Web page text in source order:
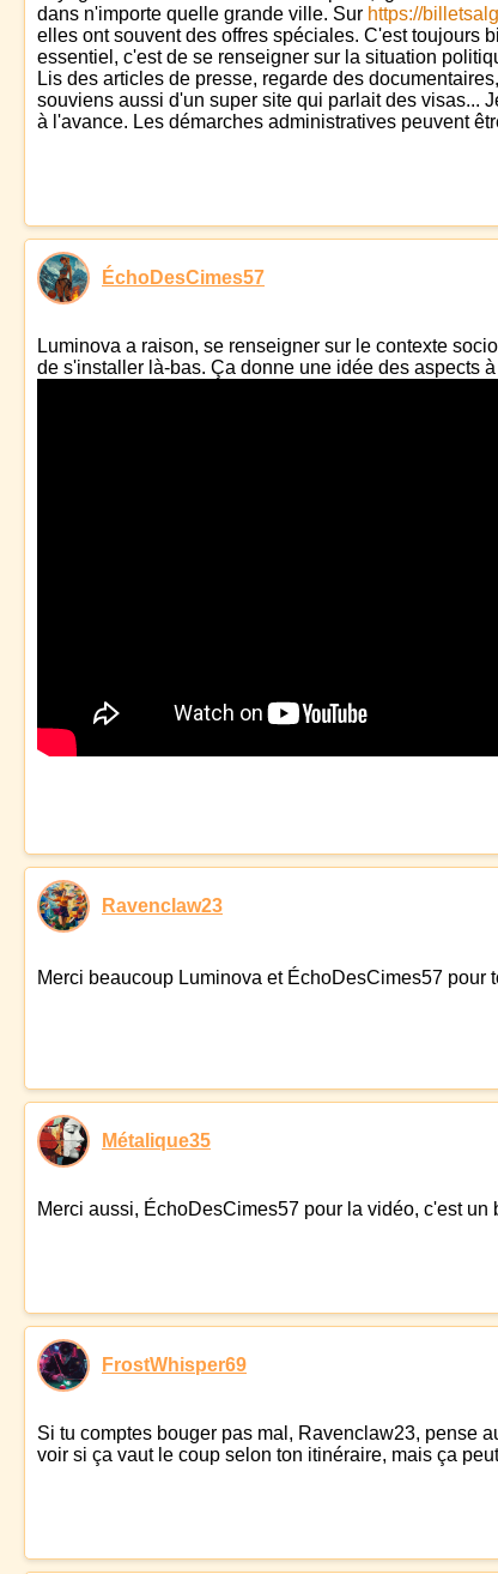
dans n'importe quelle grande ville. Sur https://
elles ont souvent des offres spéciales. C'est toujours
essentiel, c'est de se renseigner sur la situation
Lis des articles de presse, regarde des
souviens aussi d'un super site qui parlait des visas...
à l'avance. Les démarches administratives peuvent
ÉchoDesCimes57
Luminova a raison, se renseigner sur le contexte
de s'installer là-bas. Ça donne une idée des aspects
Ravenclaw23
Merci beaucoup Luminova et ÉchoDesCimes57 pour
Métalique35
Merci aussi, ÉchoDesCimes57 pour la vidéo, c'est
FrostWhisper69
Si tu comptes bouger pas mal, Ravenclaw23, pense
voir si ça vaut le coup selon ton itinéraire, mais ça